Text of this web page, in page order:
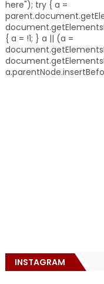
here"); try { a =
{ a = !1; } a || (a =
INSTAGRAM